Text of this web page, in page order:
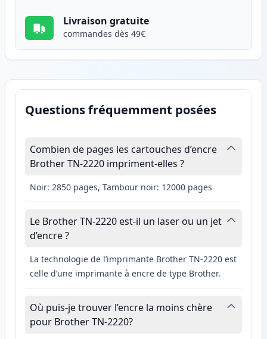
Livraison gratuite
commandes dès 49€
Questions fréquemment posées
Combien de pages les cartouches d’encre
Brother TN-2220 impriment-elles ?
Noir: 2850 pages, Tambour noir: 12000 pages
Le Brother TN-2220 est-il un laser ou un jet
d’encre ?
La technologie de l’imprimante Brother TN-2220 est
celle d’une imprimante à encre de type Brother.
Où puis-je trouver l’encre la moins chère
pour Brother TN-2220?